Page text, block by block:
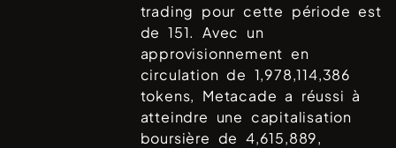
trading pour cette période est
de151. Avec un
approvisionnement en
circulation de 1,978,114,386
tokens, Metacade a réussi à
atteindre une capitalisation
boursière de4,615,889,